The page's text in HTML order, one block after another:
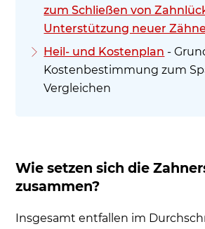
zum Schließen von
Unterstützung neuer
Heil- und Kostenplan -
Kostenbestimmung zum
Vergleichen
Wie setzen sich die
zusammen?
Insgesamt entfallen im